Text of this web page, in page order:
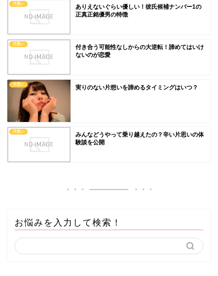
片思い
ありえないぐらい優しい！彼氏候補ナンバー1の
正真正銘優男の特徴
片思い
付き合う可能性なしからの大逆転！諦めてはいけ
ないのが恋愛
片思い 実りのない片想いを諦めるタイミングはいつ？
片思い
みんなどうやって乗り越えたの？辛い片思いの体
験談を公開
お悩みを入力して検索！